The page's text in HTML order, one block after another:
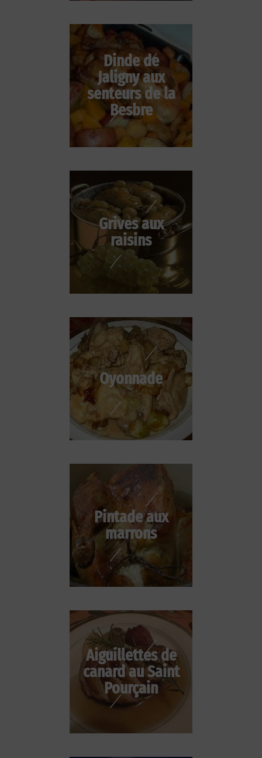
Dinde de
Jaligny aux
senteurs de la
Besbre
Grives aux
raisins
Oyonnade
Pintade aux
marrons
Aiguillettes de
canard au Saint
Pourçain